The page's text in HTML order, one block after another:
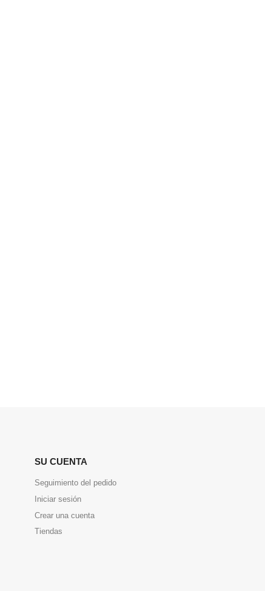
SU CUENTA
Seguimiento del pedido
Iniciar sesión
Crear una cuenta
Tiendas